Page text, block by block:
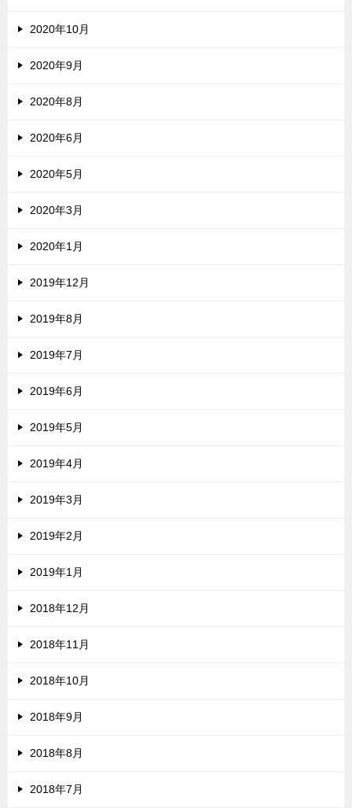
2020年10月
2020年9月
2020年8月
2020年6月
2020年5月
2020年3月
2020年1月
2019年12月
2019年8月
2019年7月
2019年6月
2019年5月
2019年4月
2019年3月
2019年2月
2019年1月
2018年12月
2018年11月
2018年10月
2018年9月
2018年8月
2018年7月